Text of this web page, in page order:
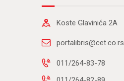
Koste Glavinića 2A
portalibris@cet.co.rs
011/264-83-78